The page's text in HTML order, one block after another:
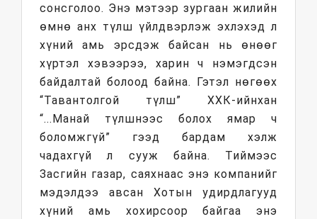
сонсголоо. Энэ мэтээр зургаан жилийн
өмнө анх түлш үйлдвэрлэж эхлэхэд л
хүний амь эрсдэж байсан нь өнөөг
хүртэл хэвээрээ, харин ч нэмэгдсэн
байдалтай болоод байна. Гэтэл нөгөөх
“Тавантолгой түлш” ХХК-ийнхан
“...Манай түлшнээс болох ямар ч
боломжгүй” гээд бардам хэлж
чадахгүй л сууж байна. Тиймээс
Засгийн газар, саяхнаас энэ компанийг
мэдэлдээ авсан Хотын удирдлагууд
хүний амь хохирсоор байгаа энэ